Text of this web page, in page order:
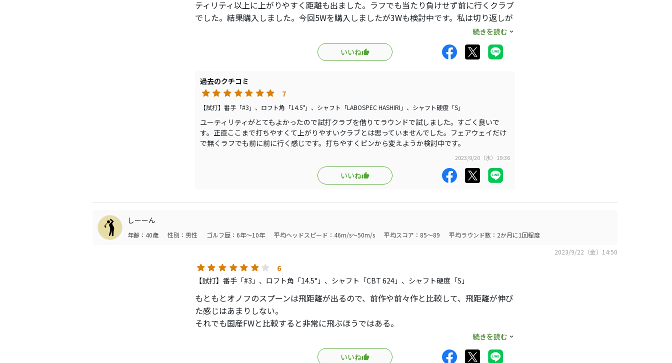
ティリティ以上に上がりやすく距離も出ました。ラフでも当たり負けせず前に行くクラブ
でした。結果購入しました。今回5Wを購入しましたが3Wも検討中です。私は切り返しが
ゆっくりのタイプでフイッティングでシャフトを選んで貰いました。シャフトも純正で
色々なタイプがあるのでフイッティングして貰う事をお勧めします。
続きを読む
いいね
過去のクチコミ
7
【試打】番手「#3」、ロフト角「14.5°」、シャフト「LABOSPEC HASHIRI」、シャフト硬度「S」
ユーティリティがとてもよかったので試打クラブを借りてラウンドで試しました。すごく良いで
す。正直ここまで打ちやすくて上がりやすいクラブとは思っていませんでした。フェアウェイだけ
で無くラフでも前に前に行く感じです。打ちやすくピンから変えようか検討中です。
2023/9/20（水）19:36
いいね
しーーん
年齢：40歳 性別：男性 ゴルフ歴：6年～10年 平均ヘッドスピード：46m/s～50m/s 平均スコア：85～89
平均ラウンド数：2か月に1回程度
2023/9/22（金）14:50
6
【試打】番手「#3」、ロフト角「14.5°」、シャフト「CBT 624」、シャフト硬度「S」
もともとオノフのスプーンは飛距離が出るので、前作や前々作と比較して、飛距離が伸び
た感じはあまりしない。
それでも国産FWと比較すると非常に飛ぶほうではある。
打感も悪くないし、デザインもかっこいいし、あとなにか特徴があれば買おうと思うけ
ど、今のところは買い替えるまでの気持ちには至らないのが正直なところ。
続きを読む
いいね